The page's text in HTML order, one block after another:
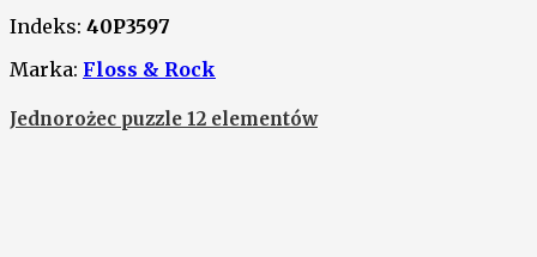
Indeks: 40P3597
Marka: Floss & Rock
Jednorożec puzzle 12 elementów